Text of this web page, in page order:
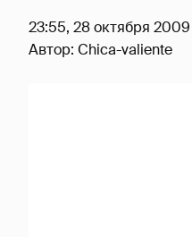
23:55, 28 октября 2009
Автор: Chica-valiente